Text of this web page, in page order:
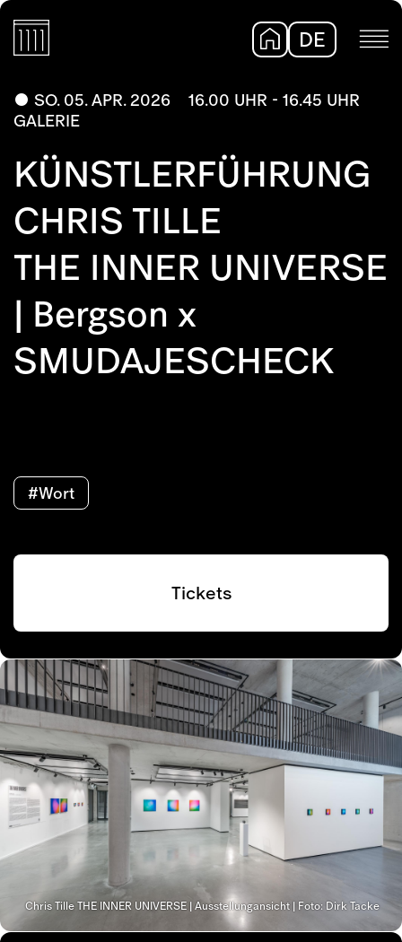
DE
SO. 05. APR. 2026
16.00 UHR - 16.45 UHR
GALERIE
KÜNSTLERFÜHRUNG
CHRIS TILLE
THE INNER UNIVERSE
| Bergson x
SMUDAJESCHECK
#Wort
Tickets
Chris Tille THE INNER UNIVERSE | Ausstellungansicht | Foto: Dirk Tacke